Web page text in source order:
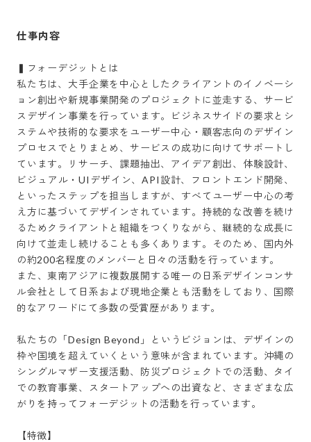
仕事内容
▍フォーデジットとは
私たちは、大手企業を中心としたクライアントのイノベーシ
ョン創出や新規事業開発のプロジェクトに並走する、サービ
スデザイン事業を行っています。ビジネスサイドの要求とシ
ステムや技術的な要求をユーザー中心・顧客志向のデザイン
プロセスでとりまとめ、サービスの成功に向けてサポートし
ています。リサーチ、課題抽出、アイデア創出、体験設計、
ビジュアル・UIデザイン、API設計、フロントエンド開発、
といったステップを担当しますが、すべてユーザー中心の考
え方に基づいてデザインされています。持続的な改善を続け
るためクライアントと組織をつくりながら、継続的な成長に
向けて並走し続けることも多くあります。そのため、国内外
の約200名程度のメンバーと日々の活動を行っています。
また、東南アジアに複数展開する唯一の日系デザインコンサ
ル会社として日系および現地企業とも活動をしており、国際
的なアワードにて多数の受賞歴があります。
私たちの「Design Beyond」というビジョンは、デザインの
枠や国境を超えていくという意味が含まれています。沖縄の
シングルマザー支援活動、防災プロジェクトでの活動、タイ
での教育事業、スタートアップへの出資など、さまざまな広
がりを持ってフォーデジットの活動を行っています。
【特徴】